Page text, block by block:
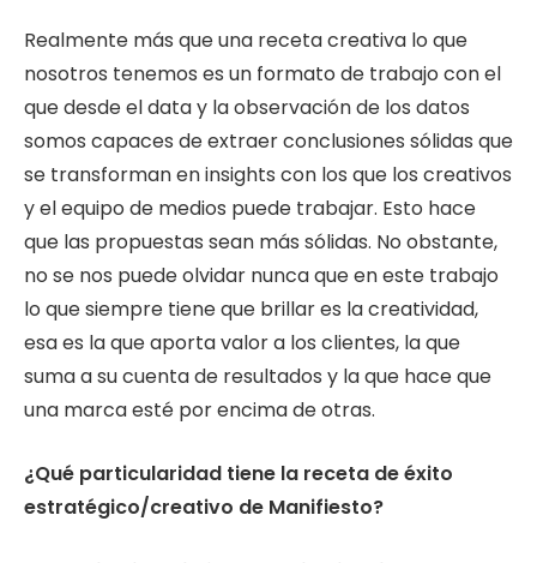
Realmente más que una receta creativa lo que
nosotros tenemos es un formato de trabajo con el
que desde el data y la observación de los datos
somos capaces de extraer conclusiones sólidas que
se transforman en insights con los que los creativos
y el equipo de medios puede trabajar. Esto hace
que las propuestas sean más sólidas. No obstante,
no se nos puede olvidar nunca que en este trabajo
lo que siempre tiene que brillar es la creatividad,
esa es la que aporta valor a los clientes, la que
suma a su cuenta de resultados y la que hace que
una marca esté por encima de otras.
¿Qué particularidad tiene la receta de éxito
estratégico/creativo de Manifiesto?